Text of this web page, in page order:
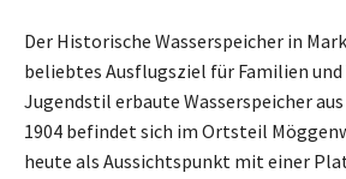
Der Historische Wasserspeicher in
beliebtes Ausflugsziel für Familien und
Jugendstil erbaute Wasserspeicher
1904 befindet sich im Ortsteil
heute als Aussichtspunkt mit einer